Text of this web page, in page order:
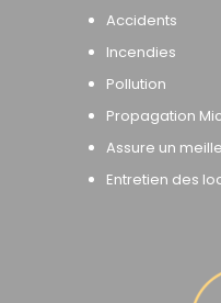
Accidents
Incendies
Pollution
Propagation
Assure un
Entretien des